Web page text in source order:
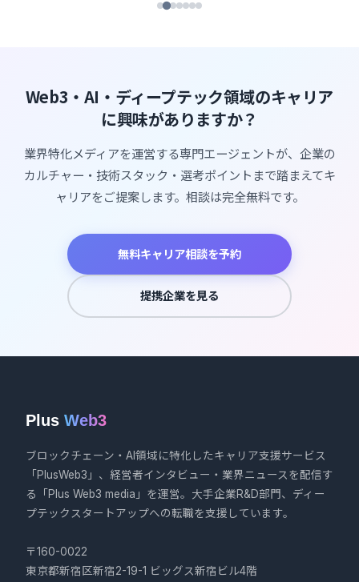
Web3・AI・ディープテック領域のキャリア
に興味がありますか？
業界特化メディアを運営する専門エージェントが、企業の
カルチャー・技術スタック・選考ポイントまで踏まえてキ
ャリアをご提案します。相談は完全無料です。
無料キャリア相談を予約
提携企業を見る
Plus Web3
ブロックチェーン・AI領域に特化したキャリア支援サービス
「PlusWeb3」、経営者インタビュー・業界ニュースを配信す
る「Plus Web3 media」を運営。大手企業R&D部門、ディー
プテックスタートアップへの転職を支援しています。
〒160-0022
東京都新宿区新宿2-19-1 ビッグス新宿ビル4階